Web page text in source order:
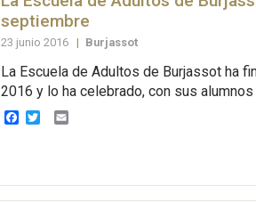
septiembre
23 junio 2016 | Burjassot
La Escuela de Adultos de Burjassot ha
2016 y lo ha celebrado, con sus alumnos
Facebook
TwitterEmail